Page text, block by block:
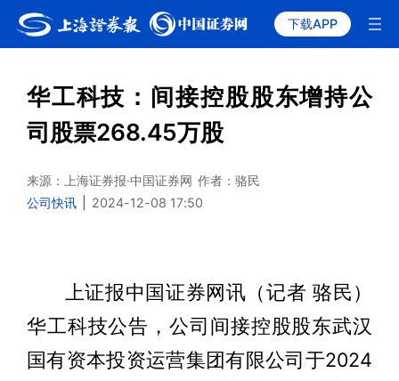
下载APP
华工科技：间接控股股东增持公
司股票268.45万股
来源：上海证券报·中国证券网 作者：骆民
公司快讯
2024-12-08 17:50
上证报中国证券网讯（记者 骆民）
华工科技公告，公司间接控股股东武汉
国有资本投资运营集团有限公司于2024